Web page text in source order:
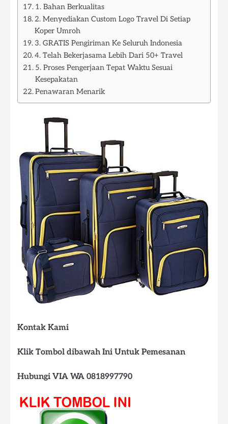
1. Bahan Berkualitas
2. Menyediakan Custom Logo Travel Di Setiap
Koper Umroh
3. GRATIS Pengiriman Ke Seluruh Indonesia
4. Telah Bekerjasama Lebih Dari 50+ Travel
5. Proses Pengerjaan Tepat Waktu Sesuai
Kesepakatan
Penawaran Menarik
Kontak Kami
Klik Tombol dibawah Ini Untuk Pemesanan
Hubungi VIA WA 0818997790